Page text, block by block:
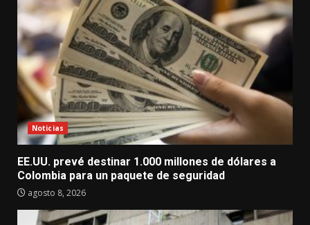
Noticias
EE.UU. prevé destinar 1.000 millones de dólares a
Colombia para un paquete de seguridad
agosto 8, 2026